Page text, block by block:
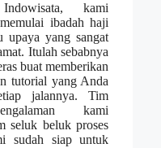
kami
ibadah haji
upaya yang sangat
Itulah sebabnya
buat memberikan
tutorial yang Anda
jalannya. Tim
kami
seluk beluk proses
sudah siap untuk